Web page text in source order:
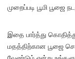
முறைப்படி பூமி பூஜை
இதை பார்த்து
மதத்திற்கான பூஜை